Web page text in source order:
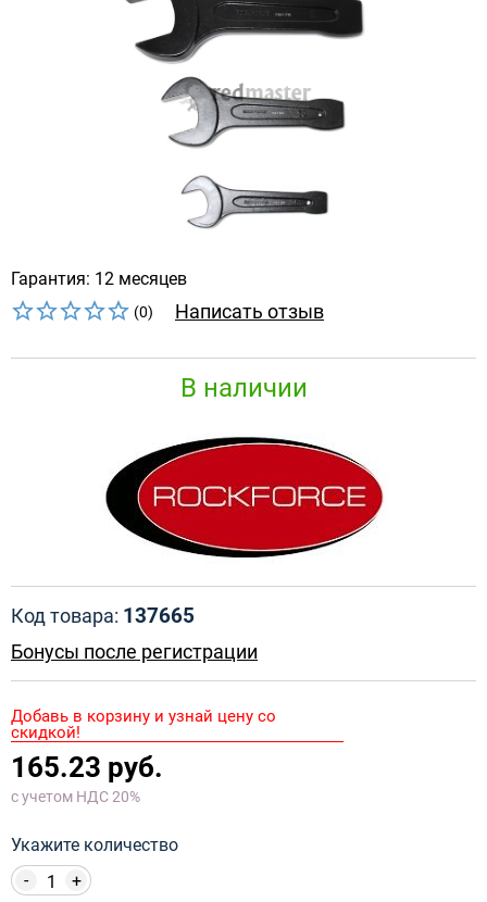
Гарантия: 12 месяцев
(0) Написать отзыв
В наличии
Код товара: 137665
Бонусы после регистрации
Добавь в корзину и узнай цену со
скидкой!
165.23 руб.
с учетом НДС 20%
Укажите количество
+
-